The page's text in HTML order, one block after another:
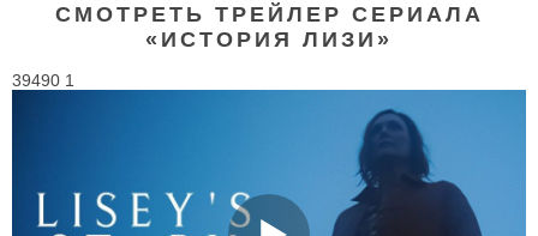
СМОТРЕТЬ ТРЕЙЛЕР СЕРИАЛА
«ИСТОРИЯ ЛИЗИ»
39490 1